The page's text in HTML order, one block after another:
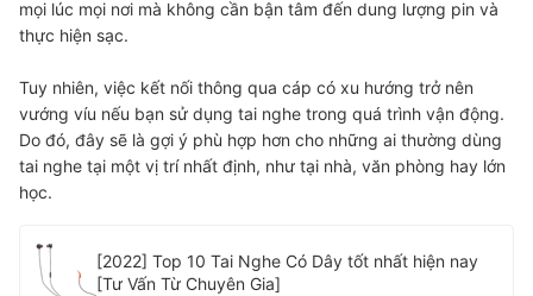
mọi lúc mọi nơi mà không cần bận tâm đến dung lượng pin và
thực hiện sạc.
Tuy nhiên, việc kết nối thông qua cáp có xu hướng trở nên
vướng víu nếu bạn sử dụng tai nghe trong quá trình vận động.
Do đó, đây sẽ là gợi ý phù hợp hơn cho những ai thường dùng
tai nghe tại một vị trí nhất định, như tại nhà, văn phòng hay lớn
học.
[2022] Top 10 Tai Nghe Có Dây tốt nhất hiện nay
[Tư Vấn Từ Chuyên Gia]